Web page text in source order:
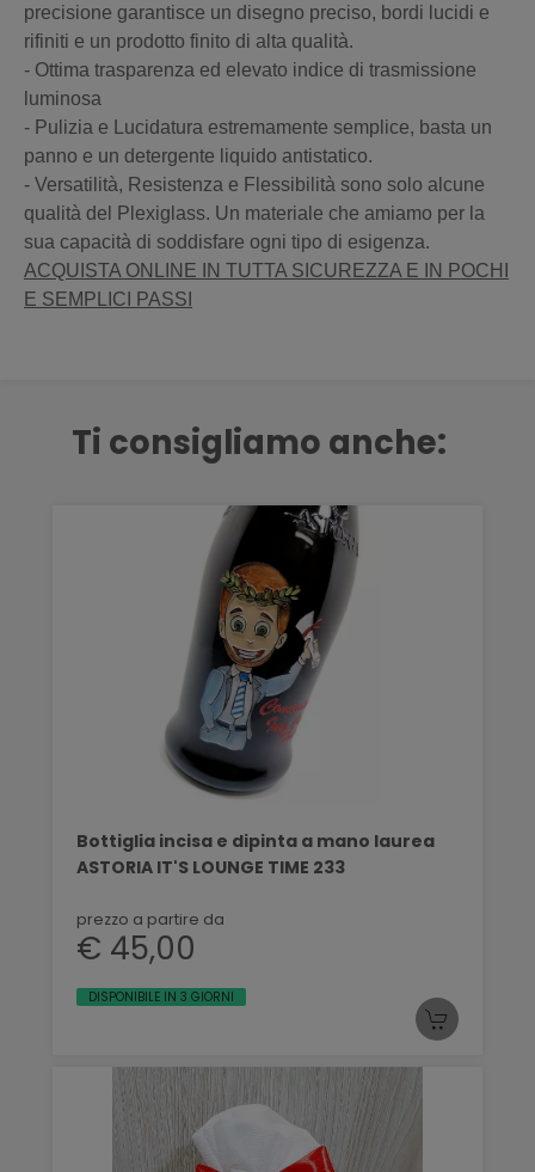
precisione garantisce un disegno preciso, bordi lucidi e
rifiniti e un prodotto finito di alta qualità.
- Ottima trasparenza ed elevato indice di trasmissione
luminosa
- Pulizia e Lucidatura estremamente semplice, basta un
panno e un detergente liquido antistatico.
- Versatilità, Resistenza e Flessibilità sono solo alcune
qualità del Plexiglass. Un materiale che amiamo per la
sua capacità di soddisfare ogni tipo di esigenza.
ACQUISTA ONLINE IN TUTTA SICUREZZA E IN POCHI
E SEMPLICI PASSI
Ti consigliamo anche:
Bottiglia incisa e dipinta a mano laurea
ASTORIA IT'S LOUNGE TIME 233
prezzo a partire da
€ 45,00
DISPONIBILE IN 3 GIORNI